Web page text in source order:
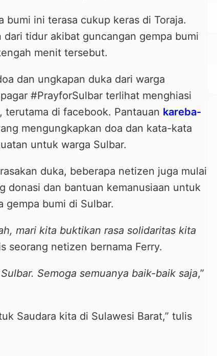
bumi ini terasa cukup keras di Toraja.
tidur akibat guncangan gempa bumi
menit tersebut.
dan ungkapan duka dari warga
#PrayforSulbar terlihat menghiasi
terutama di facebook. Pantauan kareba-
mengungkapkan doa dan kata-kata
untuk warga Sulbar.
duka, beberapa netizen juga mulai
donasi dan bantuan kemanusiaan untuk
gempa bumi di Sulbar.
mari kita buktikan rasa solidaritas kita
seorang netizen bernama Ferry.
Semoga semuanya baik-baik saja,”
Saudara kita di Sulawesi Barat,” tulis